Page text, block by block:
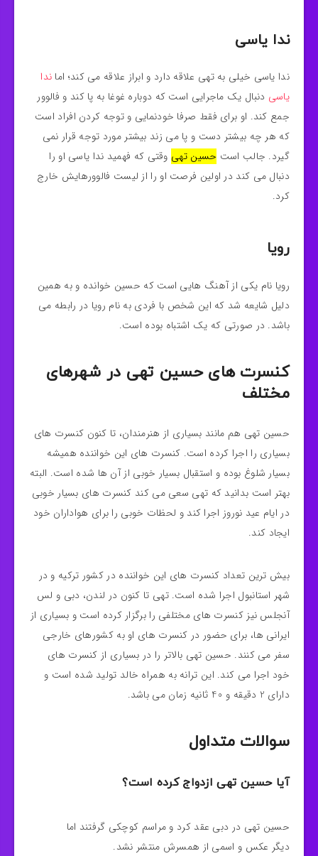
ندا یاسی
ندا یاسی خیلی به تهی علاقه دارد و ابراز علاقه می کند؛ اما ندا
یاسی دنبال یک ماجرایی است که دوباره غوغا به پا کند و فالوور
جمع کند. او برای فقط صرفا خودنمایی و توجه کردن افراد است
که هر چه بیشتر دست و پا می زند بیشتر مورد توجه قرار نمی
گیرد. جالب است حسین تهی وقتی که فهمید ندا یاسی او را
دنبال می کند در اولین فرصت او را از لیست فالوورهایش خارج
کرد.
رویا
رویا نام یکی از آهنگ هایی است که حسین خوانده و به همین
دلیل شایعه شد که این شخص با فردی به نام رویا در رابطه می
باشد. در صورتی که یک اشتباه بوده است.
کنسرت های حسین تهی در شهرهای
مختلف
حسین تهی هم مانند بسیاری از هنرمندان، تا کنون کنسرت های
بسیاری را اجرا کرده است. کنسرت های این خواننده همیشه
بسیار شلوغ بوده و استقبال بسیار خوبی از آن ها شده است. البته
بهتر است بدانید که تهی سعی می کند کنسرت های بسیار خوبی
در ایام عید نوروز اجرا کند و لحظات خوبی را برای هواداران خود
ایجاد کند.
بیش ترین تعداد کنسرت های این خواننده در کشور ترکیه و در
شهر استانبول اجرا شده است. تهی تا کنون در لندن، دبی و لس
آنجلس نیز کنسرت های مختلفی را برگزار کرده است و بسیاری از
ایرانی ها، برای حضور در کنسرت های او به کشورهای خارجی
سفر می کنند. حسین تهی بالاتر را در بسیاری از کنسرت های
خود اجرا می کند. این ترانه به همراه خالد تولید شده است و
دارای 2 دقیقه و 40 ثانیه زمان می باشد.
سوالات متداول
آیا حسین تهی ازدواج کرده است؟
حسین تهی در دبی عقد کرد و مراسم کوچکی گرفتند اما
دیگر عکس و اسمی از همسرش منتشر نشد.